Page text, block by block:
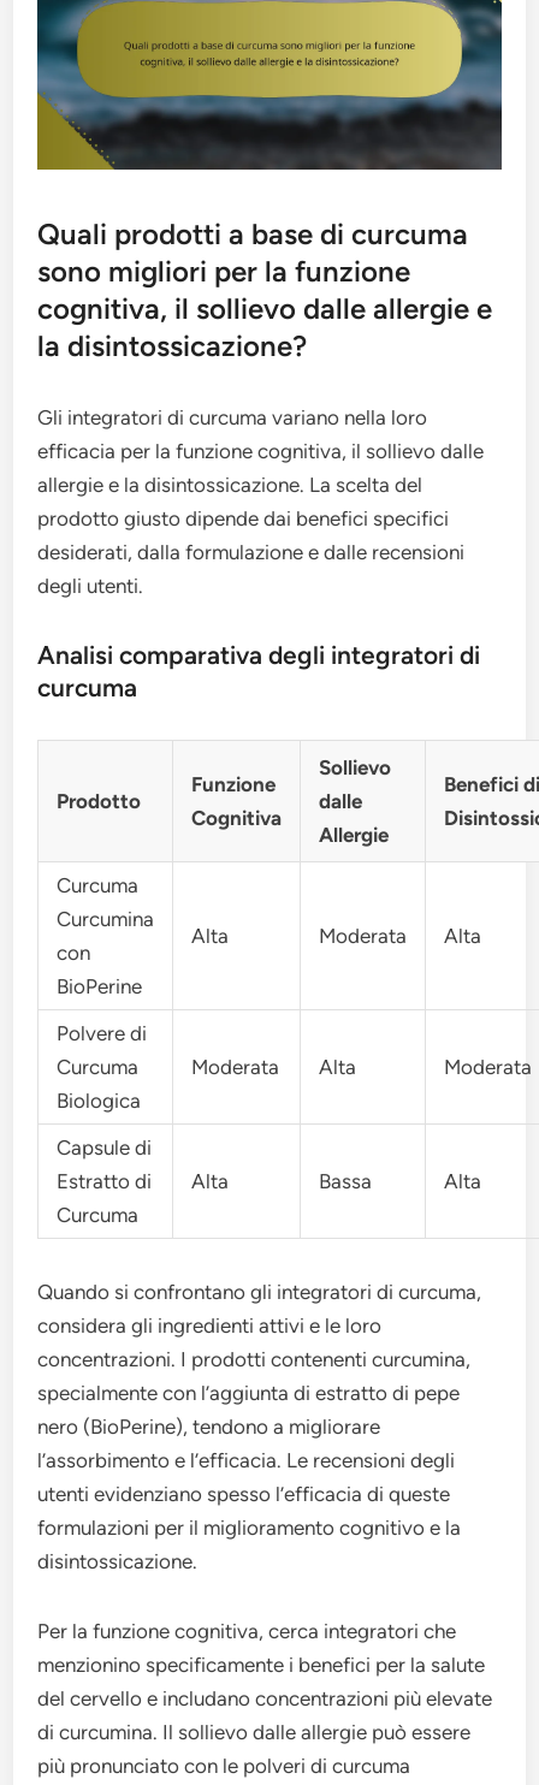
Quali prodotti a base di curcuma
sono migliori per la funzione
cognitiva, il sollievo dalle allergie e
la disintossicazione?
Gli integratori di curcuma variano nella loro
efficacia per la funzione cognitiva, il sollievo dalle
allergie e la disintossicazione. La scelta del
prodotto giusto dipende dai benefici specifici
desiderati, dalla formulazione e dalle recensioni
degli utenti.
Analisi comparativa degli integratori di
curcuma
Prodotto
Funzione
Cognitiva
Sollievo
dalle
Allergie
Benefici
Curcuma
Curcumina
con
BioPerine
Alta Moderata Alta
Polvere di
Curcuma
Biologica
Moderata Alta Moderata
Capsule di
Estratto di
Curcuma
Alta Bassa Alta
Quando si confrontano gli integratori di curcuma,
considera gli ingredienti attivi e le loro
concentrazioni. I prodotti contenenti curcumina,
specialmente con l’aggiunta di estratto di pepe
nero (BioPerine), tendono a migliorare
l’assorbimento e l’efficacia. Le recensioni degli
utenti evidenziano spesso l’efficacia di queste
formulazioni per il miglioramento cognitivo e la
disintossicazione.
Per la funzione cognitiva, cerca integratori che
menzionino specificamente i benefici per la salute
del cervello e includano concentrazioni più elevate
di curcumina. Il sollievo dalle allergie può essere
più pronunciato con le polveri di curcuma